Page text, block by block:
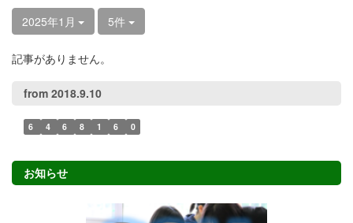
2025年1月 5件
記事がありません。
from 2018.9.10
6 4 6 8 1 6 0
お知らせ